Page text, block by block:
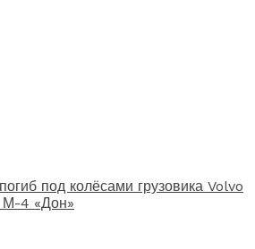
под колёсами грузовика Volvo
М-4 «Дон»